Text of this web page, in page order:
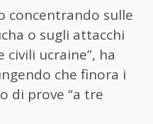
concentrando sulle
o sugli attacchi
ucraine”, ha
che finora i
di prove “a tre